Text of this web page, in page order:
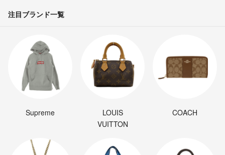
注目ブランド一覧
Supreme
LOUIS
VUITTON
COACH